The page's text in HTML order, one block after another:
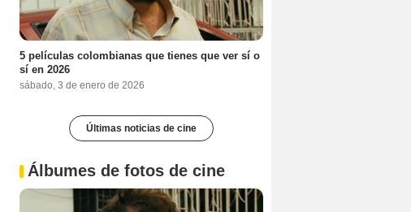
5 películas colombianas que tienes que ver sí o
sí en 2026
sábado, 3 de enero de 2026
Últimas noticias de cine
Álbumes de fotos de cine